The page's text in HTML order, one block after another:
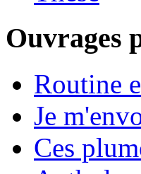
Ouvrages
Routine
Je
Ces